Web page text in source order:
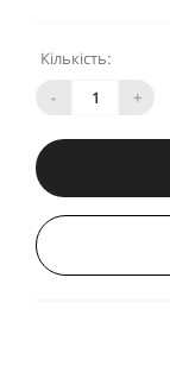
Кількість:
-
+